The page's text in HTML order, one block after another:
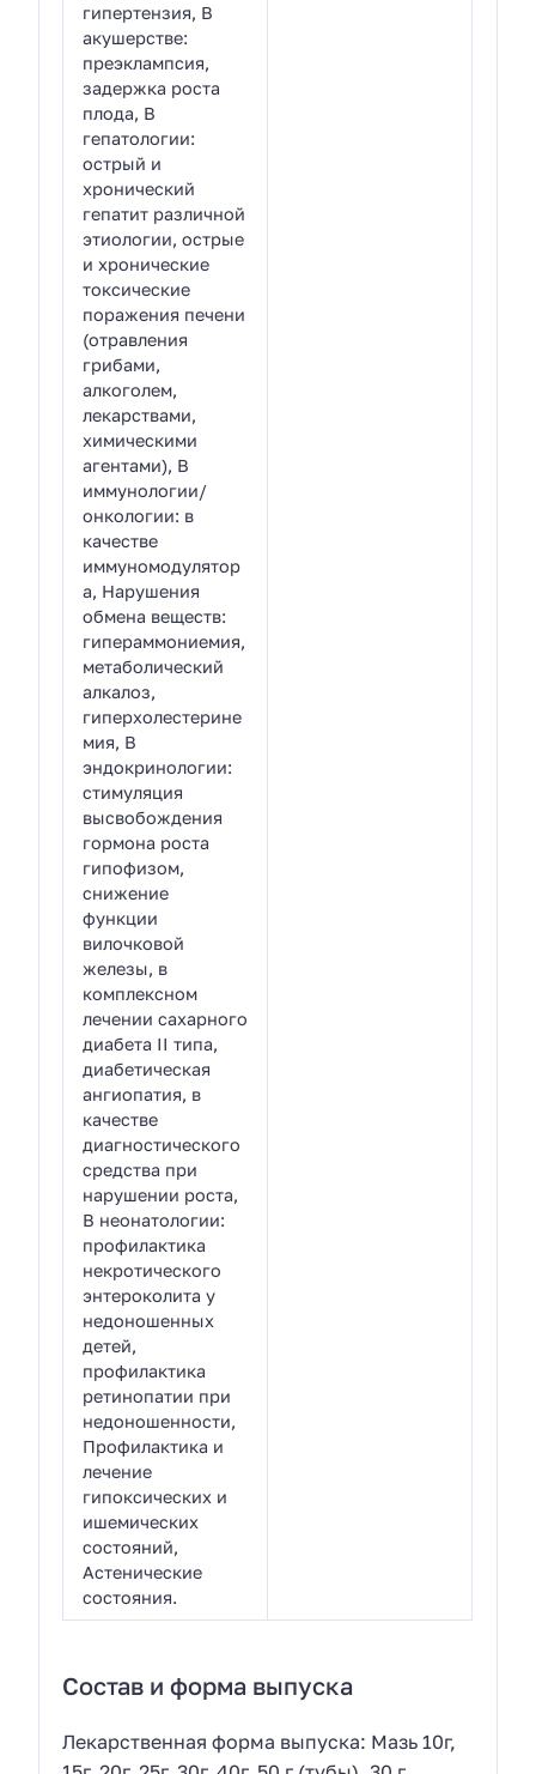
гипертензия, В
акушерстве:
преэклампсия,
задержка роста
плода, В
гепатологии:
острый и
хронический
гепатит различной
этиологии, острые
и хронические
токсические
поражения печени
(отравления
грибами,
алкоголем,
лекарствами,
химическими
агентами), В
иммунологии/
онкологии: в
качестве
иммуномодулятор
а, Нарушения
обмена веществ:
гипераммониемия,
метаболический
алкалоз,
гиперхолестерине
мия, В
эндокринологии:
стимуляция
высвобождения
гормона роста
гипофизом,
снижение
функции
вилочковой
железы, в
комплексном
лечении сахарного
диабета II типа,
диабетическая
ангиопатия, в
качестве
диагностического
средства при
нарушении роста,
В неонатологии:
профилактика
некротического
энтероколита у
недоношенных
детей,
профилактика
ретинопатии при
недоношенности,
Профилактика и
лечение
гипоксических и
ишемических
состояний,
Астенические
состояния.
Состав и форма выпуска
Лекарственная форма выпуска: Мазь 10г,